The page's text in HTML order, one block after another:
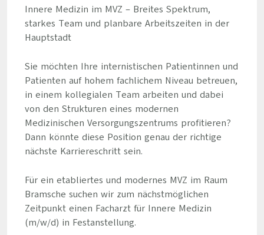
Innere Medizin im MVZ – Breites Spektrum,
starkes Team und planbare Arbeitszeiten in der
Hauptstadt
Sie möchten Ihre internistischen Patientinnen und
Patienten auf hohem fachlichem Niveau betreuen,
in einem kollegialen Team arbeiten und dabei
von den Strukturen eines modernen
Medizinischen Versorgungszentrums profitieren?
Dann könnte diese Position genau der richtige
nächste Karriereschritt sein.
Für ein etabliertes und modernes MVZ im Raum
Bramsche suchen wir zum nächstmöglichen
Zeitpunkt einen Facharzt für Innere Medizin
(m/w/d) in Festanstellung.